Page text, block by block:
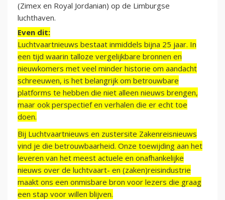
(Zimex en Royal Jordanian) op de Limburgse
luchthaven.
Even dit:
Luchtvaartnieuws bestaat inmiddels bijna 25 jaar. In
een tijd waarin talloze vergelijkbare bronnen en
nieuwkomers met veel minder historie om aandacht
schreeuwen, is het belangrijk om betrouwbare
platforms te hebben die niet alleen nieuws brengen,
maar ook perspectief en verhalen die er echt toe
doen.
Bij Luchtvaartnieuws en zustersite Zakenreisnieuws
vind je die betrouwbaarheid. Onze toewijding aan het
leveren van het meest actuele en onafhankelijke
nieuws over de luchtvaart- en (zaken)reisindustrie
maakt ons een onmisbare bron voor lezers die graag
een stap voor willen blijven.